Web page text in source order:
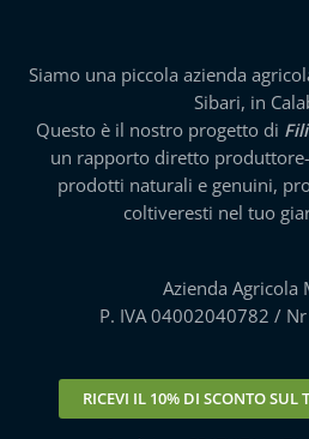
Siamo una piccola azienda
Sibari, in
Questo è il nostro progetto di
un rapporto diretto
prodotti naturali e genuini,
coltiveresti nel tuo
Azienda Agricola
P. IVA 04002040782 / Nr
RICEVI IL 10% DI SCONTOSUL